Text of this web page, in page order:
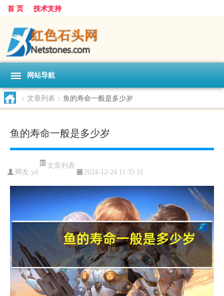
首 页 技术支持
网站导航
> 文章列表 > 鱼的寿命一般是多少岁
鱼的寿命一般是多少岁
网友:yd
文章列表
2024-12-24 11:35:51